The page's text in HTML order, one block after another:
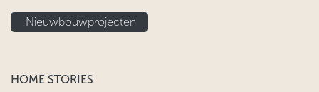
Nieuwbouwprojecten
HOME STORIES